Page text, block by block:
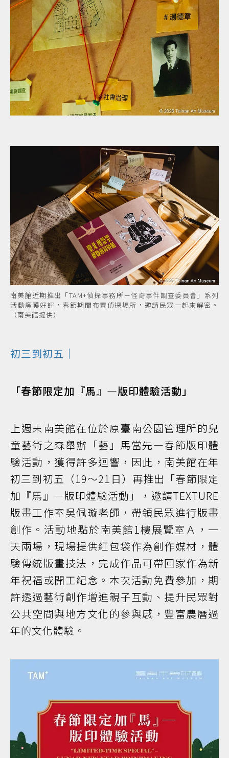
南美館近期推出「TAM+偵探事務所－怪奇事件調查委員會」系列
活動廣獲好評，春節期間布置偵探場所，邀請民眾一起來解密。
（南美館提供）
初三到初五｜
「春節限定加『馬』—版印體驗活動」
上週末南美館在位於原臺南公園管理所的兒
童藝術之森舉辦「藝」馬當先—春節版印體
驗活動，獲得許多迴響，因此，南美館在年
初三到初五（19～21日）再推出「春節限定
加『馬』—版印體驗活動」，邀請TEXTURE
版畫工作室吳佩璇老師，帶領民眾進行版畫
創作。活動地點於南美館1樓展覽室Ａ，一
天兩場，現場提供紅包袋作為創作媒材，體
驗傳統版畫技法，完成作品可帶回家作為新
年祝福或開工紀念。本次活動免費參加，期
許透過藝術創作增進親子互動、提升民眾對
公共空間與地方文化的參與感，豐富農曆過
年的文化體驗。